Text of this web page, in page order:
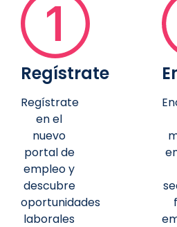
Regístrate
Regístrate
en el
nuevo
portal de
empleo y
descubre
oportunidades
laborales